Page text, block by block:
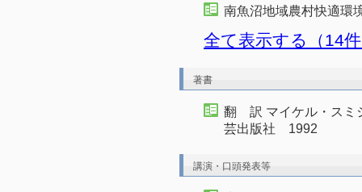
南魚沼地域農村快適
全て表示する（14
著書
翻 訳 マイケル・ス
芸出版社 1992
講演・口頭発表等